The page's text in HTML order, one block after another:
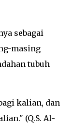
sebagai
masing
tubuh
kalian, dan
(Q.S. Al-